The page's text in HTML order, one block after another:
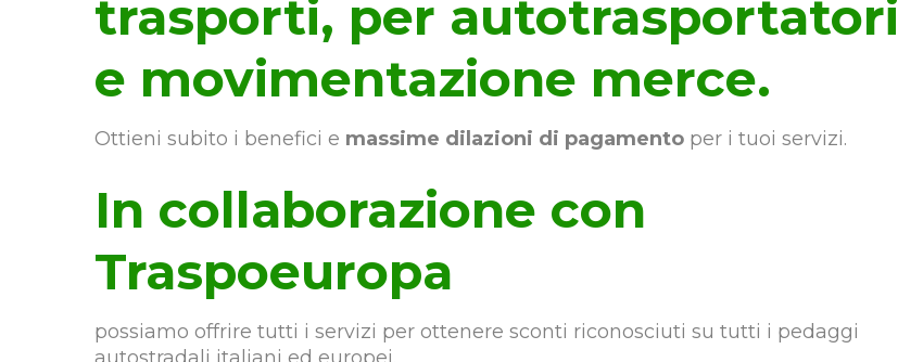
trasporti, per autotrasportatori
e movimentazione merce.
Ottieni subito i benefici e massime dilazioni di pagamento per i tuoi servizi.
In collaborazione con
Traspoeuropa
possiamo offrire tutti i servizi per ottenere sconti riconosciuti su tutti i pedaggi